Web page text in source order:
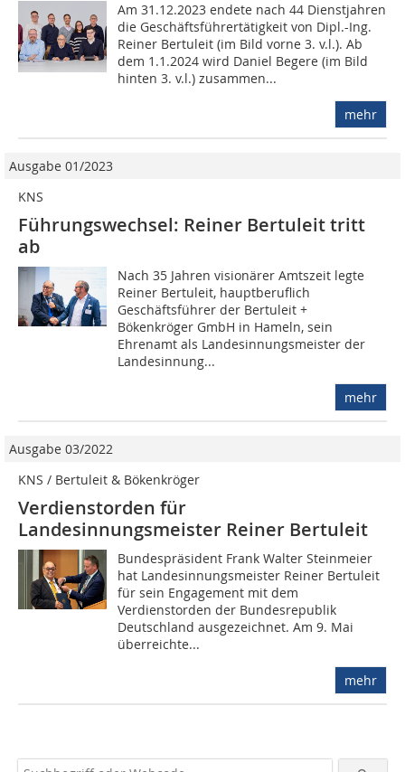
Am 31.12.2023 endete nach 44 Dienstjahren
die Geschäftsführertätigkeit von Dipl.-Ing.
Reiner Bertuleit (im Bild vorne 3. v.l.). Ab
dem 1.1.2024 wird Daniel Begere (im Bild
hinten 3. v.l.) zusammen...
mehr
Ausgabe 01/2023
KNS
Führungswechsel: Reiner Bertuleit tritt
ab
Nach 35 Jahren visionärer Amtszeit legte
Reiner Bertuleit, hauptberuflich
Geschäftsführer der Bertuleit +
Bökenkröger GmbH in Hameln, sein
Ehrenamt als Landesinnungsmeister der
Landesinnung...
mehr
Ausgabe 03/2022
KNS / Bertuleit & Bökenkröger
Verdienstorden für
Landesinnungsmeister Reiner Bertuleit
Bundespräsident Frank Walter Steinmeier
hat Landesinnungsmeister Reiner Bertuleit
für sein Engagement mit dem
Verdienstorden der Bundesrepublik
Deutschland ausgezeichnet. Am 9. Mai
überreichte...
mehr